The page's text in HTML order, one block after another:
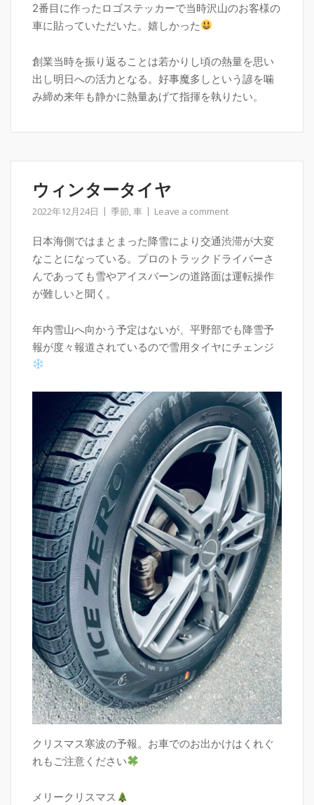
2番目に作ったロゴステッカーで当時沢山のお客様の
車に貼っていただいた。嬉しかった
創業当時を振り返ることは若かりし頃の熱量を思い
出し明日への活力となる。好事魔多しという諺を噛
み締め来年も静かに熱量あげて指揮を執りたい。
ウィンタータイヤ
2022年12月24日 季節 車 Leave a comment
日本海側ではまとまった降雪により交通渋滞が大変
なことになっている。プロのトラックドライバーさ
んであっても雪やアイスバーンの道路面は運転操作
が難しいと聞く。
年内雪山へ向かう予定はないが、平野部でも降雪予
報が度々報道されているので雪用タイヤにチェンジ
クリスマス寒波の予報。お車でのお出かけはくれぐ
れもご注意ください
メリークリスマス